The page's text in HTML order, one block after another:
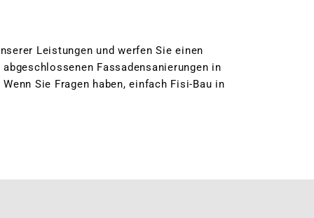
Leistungen und werfen Sie einen
Fassadensanierungen in
Sie Fragen haben, einfach Fisi-Bau in